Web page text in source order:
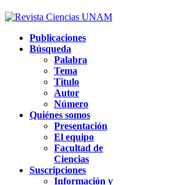
Publicaciones
Búsqueda
Palabra
Tema
Titulo
Autor
Número
Quiénes somos
Presentación
El equipo
Facultad de
Ciencias
Suscripciones
Información y